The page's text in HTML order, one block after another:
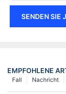
SENDEN SIE
EMPFOHLENE
Nachricht
Fall